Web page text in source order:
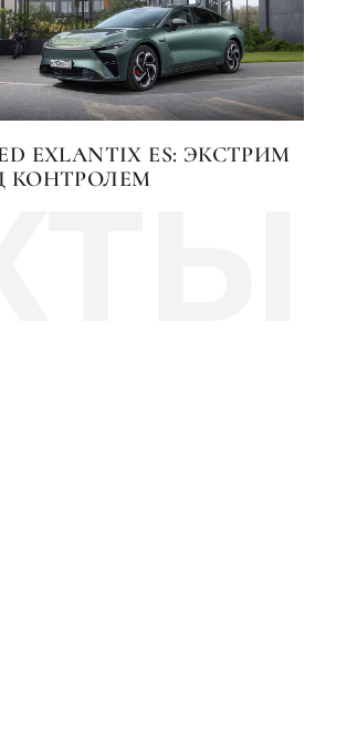
EXLANTIX ES: ЭКСТРИМ
КОНТРОЛЕМ